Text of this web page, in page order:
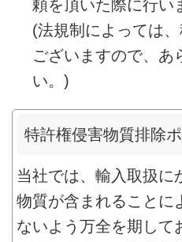
頼を頂いた際に行い
(法規制によっては
ございますので、あ
い。)
特許権侵害物質排除
当社では、輸入取扱に
物質が含まれることに
ないよう万全を期して